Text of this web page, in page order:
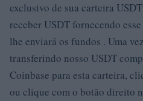
exclusivo de sua carteira
receber USDT fornecendo
lhe enviará os fundos . Uma
transferindo nosso USDT
Coinbase para esta carteira,
ou clique com o botão direito